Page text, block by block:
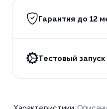
Гарантия до 12
Тестовый запуск